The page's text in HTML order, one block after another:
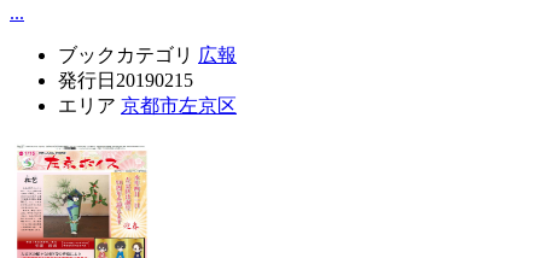
...
ブックカテゴリ 広報
発行日 20190215
エリア 京都市左京区